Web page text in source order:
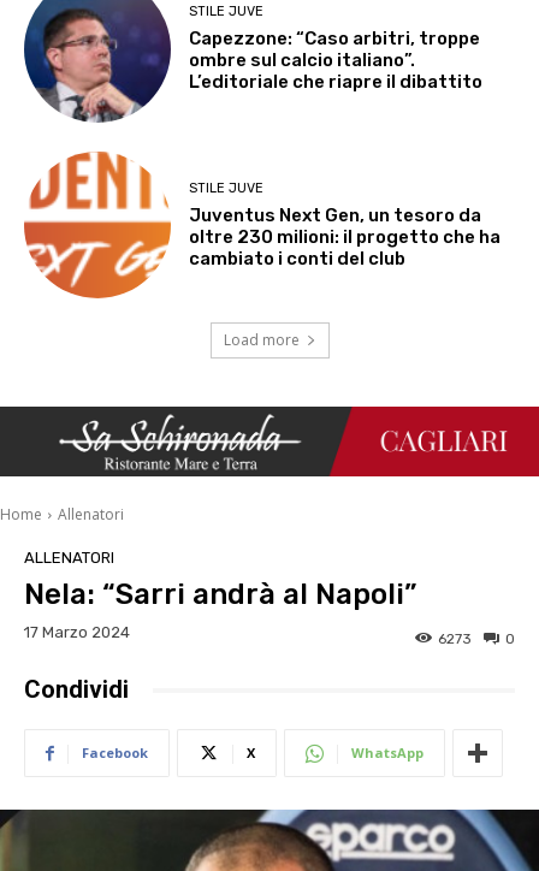
STILE JUVE
Capezzone: “Caso arbitri, troppe
ombre sul calcio italiano”.
L’editoriale che riapre il dibattito
STILE JUVE
Juventus Next Gen, un tesoro da
oltre 230 milioni: il progetto che ha
cambiato i conti del club
Load more